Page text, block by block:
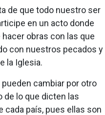
de que todo nuestro ser
en un acto donde
obras con las que
con nuestros pecados y
la Iglesia.
cambiar por otro
de lo que dicten las
cada país, pues ellas son